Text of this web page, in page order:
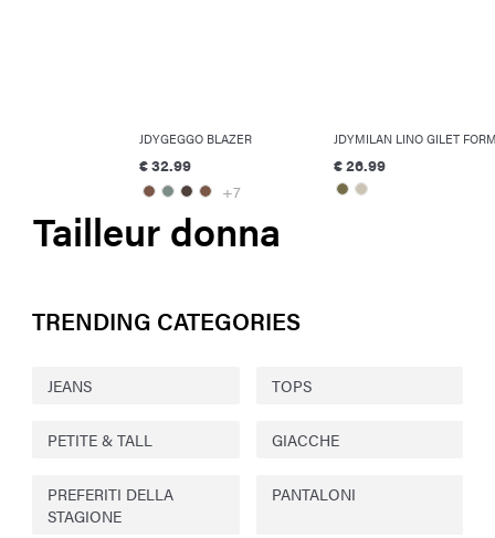
JDYGEGGO BLAZER
€ 32.99
+7
€ 26.99
Tailleur donna
TRENDING CATEGORIES
JEANS TOPS
PETITE & TALL GIACCHE
PREFERITI DELLA
STAGIONE
PANTALONI